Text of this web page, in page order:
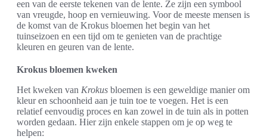
een van de eerste tekenen van de lente. Ze zijn een symbool
van vreugde, hoop en vernieuwing. Voor de meeste mensen is
de komst van de Krokus bloemen het begin van het
tuinseizoen en een tijd om te genieten van de prachtige
kleuren en geuren van de lente.
Krokus bloemen kweken
Het kweken van Krokus bloemen is een geweldige manier om
kleur en schoonheid aan je tuin toe te voegen. Het is een
relatief eenvoudig proces en kan zowel in de tuin als in potten
worden gedaan. Hier zijn enkele stappen om je op weg te
helpen: